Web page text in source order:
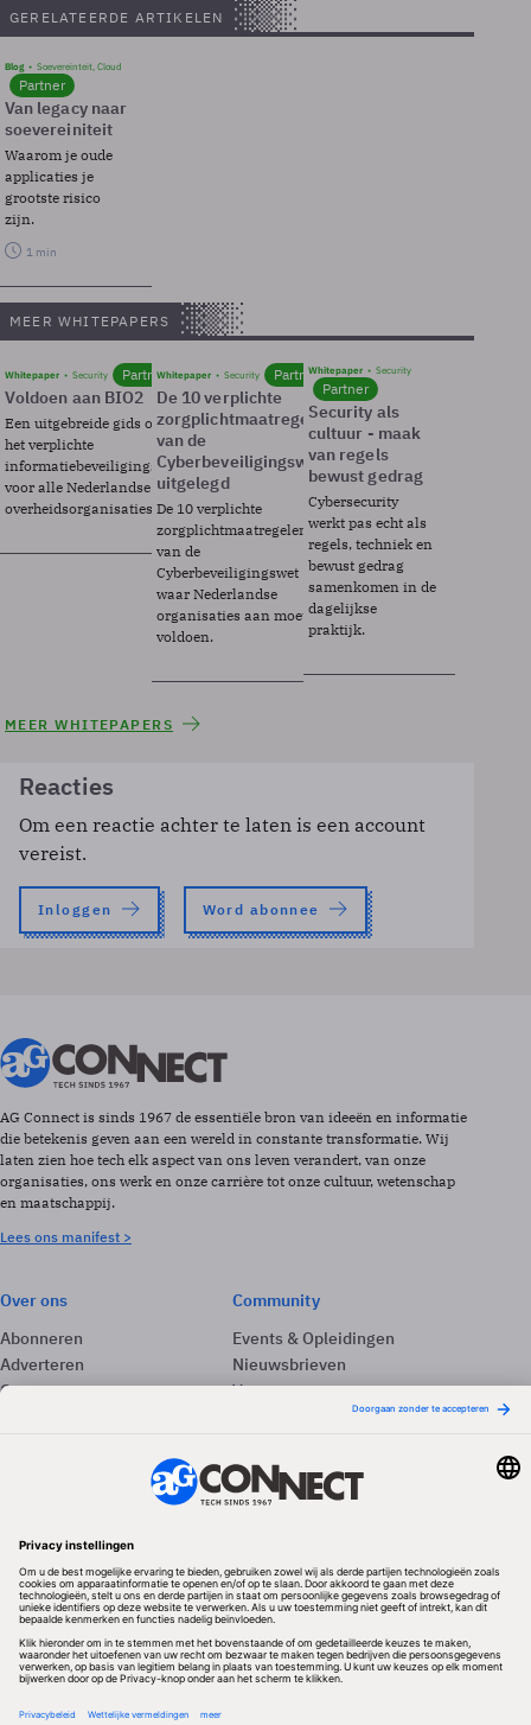
GERELATEERDE ARTIKELEN
Blog Soevereinteit, Cloud
Partner
Van legacy naar
soevereiniteit
Waarom je oude
applicaties je
grootste risico
zijn.
1 min
MEER WHITEPAPERS
Whitepaper Security Partner
Voldoen aan BIO2
Een uitgebreide gids over BIO2,
het verplichte
informatiebeveiligingsframework
voor alle Nederlandse
overheidsorganisaties.
Whitepaper Security Partner
De 10 verplichte
zorgplichtmaatregelen
van de
Cyberbeveiligingswet
uitgelegd
De 10 verplichte
zorgplichtmaatregelen
van de
Cyberbeveiligingswet
waar Nederlandse
organisaties aan moeten
voldoen.
Whitepaper Security
Partner
Security als
cultuur - maak
van regels
bewust gedrag
Cybersecurity
werkt pas echt als
regels, techniek en
bewust gedrag
samenkomen in de
dagelijkse
praktijk.
MEER WHITEPAPERS
Reacties
Om een reactie achter te laten is een account
vereist.
Inloggen Word abonnee
AG Connect is sinds 1967 de essentiële bron van ideeën en informatie
die betekenis geven aan een wereld in constante transformatie. Wij
laten zien hoe tech elk aspect van ons leven verandert, van onze
organisaties, ons werk en onze carrière tot onze cultuur, wetenschap
en maatschappij.
Lees ons manifest >
Over ons
Abonneren
Adverteren
Contact
Community
Events & Opleidingen
Nieuwsbrieven
Vacatures
Redactionele partner